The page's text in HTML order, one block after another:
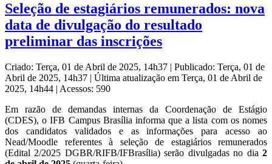
Seleção de estagiários remunerados: nova
data de divulgação do resultado
preliminar das inscrições
Criado: Terça, 01 de Abril de 2025, 14h37 | Publicado: Terça, 01 de
Abril de 2025, 14h37 | Última atualização em Terça, 01 de Abril de
2025, 14h44 | Acessos: 590
Em razão de demandas internas da Coordenação de Estágio
(CDES), o IFB Campus Brasília informa que a lista com os nomes
dos candidatos validados e as informações para acesso ao
Nead/Moodle referentes à seleção de estagiários remunerados
(Edital 2/2025 DGBR/RIFB/IFBrasília) serão divulgadas no dia 2